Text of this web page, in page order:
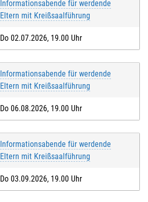
Informationsabende für werdende
Eltern mit Kreißsaalführung
Do 02.07.2026, 19.00 Uhr
Informationsabende für werdende
Eltern mit Kreißsaalführung
Do 06.08.2026, 19.00 Uhr
Informationsabende für werdende
Eltern mit Kreißsaalführung
Do 03.09.2026, 19.00 Uhr